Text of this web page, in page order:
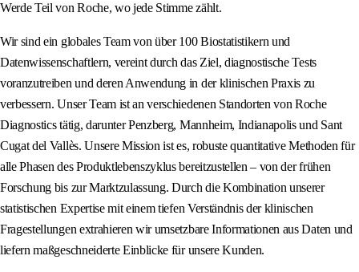
Werde Teil von Roche, wo jede Stimme zählt.
Wir sind ein globales Team von über 100 Biostatistikern und
Datenwissenschaftlern, vereint durch das Ziel, diagnostische Tests
voranzutreiben und deren Anwendung in der klinischen Praxis zu
verbessern. Unser Team ist an verschiedenen Standorten von Roche
Diagnostics tätig, darunter Penzberg, Mannheim, Indianapolis und Sant
Cugat del Vallès. Unsere Mission ist es, robuste quantitative Methoden für
alle Phasen des Produktlebenszyklus bereitzustellen – von der frühen
Forschung bis zur Marktzulassung. Durch die Kombination unserer
statistischen Expertise mit einem tiefen Verständnis der klinischen
Fragestellungen extrahieren wir umsetzbare Informationen aus Daten und
liefern maßgeschneiderte Einblicke für unsere Kunden.